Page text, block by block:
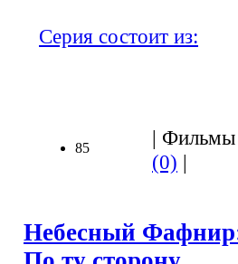
Серия состоит из:
85
| Фильмы
(0) |
Небесный